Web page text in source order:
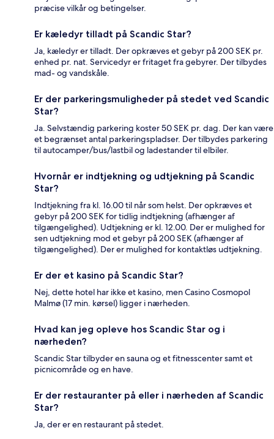
præcise vilkår og betingelser.
Er kæledyr tilladt på Scandic Star?
Ja, kæledyr er tilladt. Der opkræves et gebyr på 200 SEK pr.
enhed pr. nat. Servicedyr er fritaget fra gebyrer. Der tilbydes
mad- og vandskåle.
Er der parkeringsmuligheder på stedet ved Scandic
Star?
Ja. Selvstændig parkering koster 50 SEK pr. dag. Der kan være
et begrænset antal parkeringspladser. Der tilbydes parkering
til autocamper/bus/lastbil og ladestander til elbiler.
Hvornår er indtjekning og udtjekning på Scandic
Star?
Indtjekning fra kl. 16.00 til når som helst. Der opkræves et
gebyr på 200 SEK for tidlig indtjekning (afhænger af
tilgængelighed). Udtjekning er kl. 12.00. Der er mulighed for
sen udtjekning mod et gebyr på 200 SEK (afhænger af
tilgængelighed). Der er mulighed for kontaktløs udtjekning.
Er der et kasino på Scandic Star?
Nej, dette hotel har ikke et kasino, men Casino Cosmopol
Malmø (17 min. kørsel) ligger i nærheden.
Hvad kan jeg opleve hos Scandic Star og i
nærheden?
Scandic Star tilbyder en sauna og et fitnesscenter samt et
picnicområde og en have.
Er der restauranter på eller i nærheden af Scandic
Star?
Ja, der er en restaurant på stedet.